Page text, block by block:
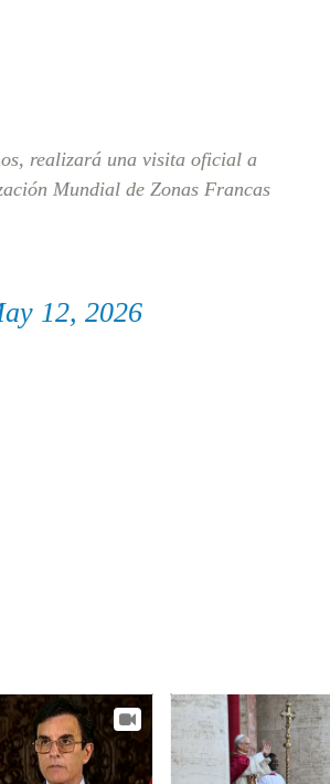
realizará una visita oficial a
Mundial de Zonas Francas
12, 2026